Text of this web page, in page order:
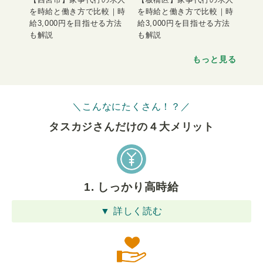
を時給と働き方で比較｜時
給3,000円を目指せる方法
も解説
を時給と働き方で比較｜時
給3,000円を目指せる方法
も解説
もっと見る
＼こんなにたくさん！？／
タスカジさんだけの４⼤メリット
1. しっかり高時給
▼ 詳しく読む